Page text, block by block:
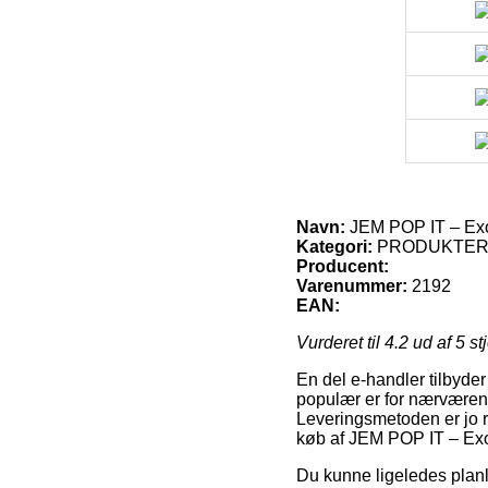
Navn: JEM POP IT –
Kategori: PRODUKTER
Producent:
Varenummer: 2192
EAN:
Vurderet til 4.2 ud af 5
En del e-handler
populær er for
Leveringsmetoden er jo
køb af JEM POP IT –
Du kunne ligeledes